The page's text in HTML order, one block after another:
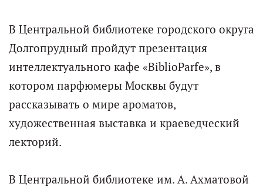
В Центральной библиотеке городского округа
Долгопрудный пройдут презентация
интеллектуального кафе «BiblioParfe», в
котором парфюмеры Москвы будут
рассказывать о мире ароматов,
художественная выставка и краеведческий
лекторий.
В Центральной библиотеке им. А. Ахматовой